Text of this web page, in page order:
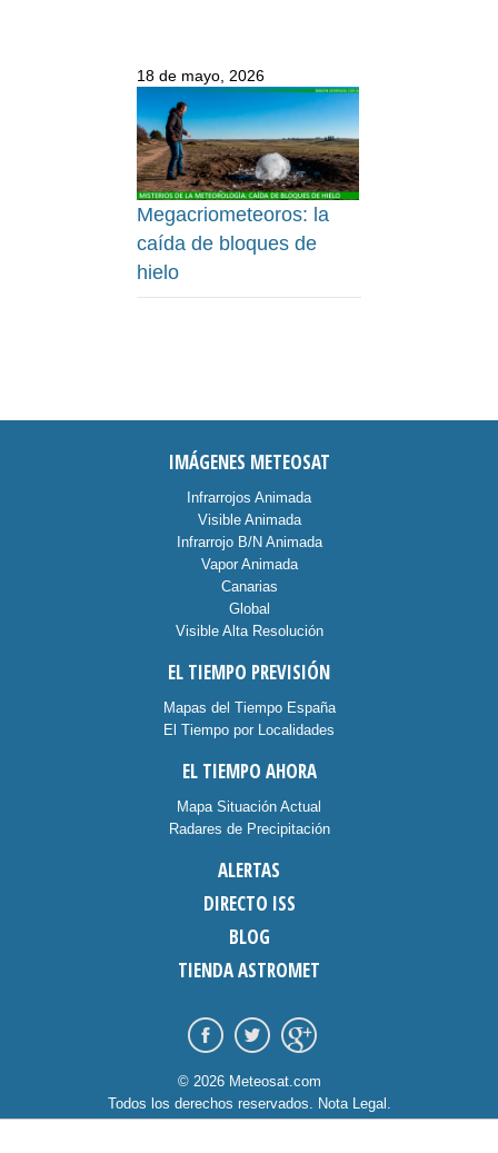
18 de mayo, 2026
Megacriometeoros: la
caída de bloques de
hielo
IMÁGENES METEOSAT
Infrarrojos Animada
Visible Animada
Infrarrojo B/N Animada
Vapor Animada
Canarias
Global
Visible Alta Resolución
EL TIEMPO PREVISIÓN
Mapas del Tiempo España
El Tiempo por Localidades
EL TIEMPO AHORA
Mapa Situación Actual
Radares de Precipitación
ALERTAS
DIRECTO ISS
BLOG
TIENDA ASTROMET
© 2026 Meteosat.com
Todos los derechos reservados. Nota Legal .